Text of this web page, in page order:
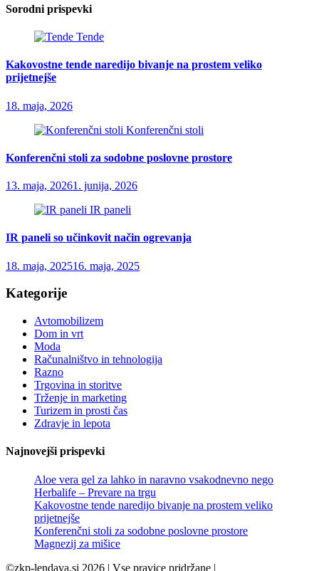
Sorodni prispevki
Tende
Kakovostne tende naredijo bivanje na prostem veliko
prijetnejše
18. maja, 2026
Konferenčni stoli
Konferenčni stoli za sodobne poslovne prostore
13. maja, 20261. junija, 2026
IR paneli
IR paneli so učinkovit način ogrevanja
18. maja, 202516. maja, 2025
Kategorije
Avtomobilizem
Dom in vrt
Moda
Računalništvo in tehnologija
Razno
Trgovina in storitve
Trženje in marketing
Turizem in prosti čas
Zdravje in lepota
Najnovejši prispevki
Aloe vera gel za lahko in naravno vsakodnevno nego
Herbalife – Prevare na trgu
Kakovostne tende naredijo bivanje na prostem veliko
prijetnejše
Konferenčni stoli za sodobne poslovne prostore
Magnezij za mišice
©zkp-lendava.si 2026 | Vse pravice pridržane |